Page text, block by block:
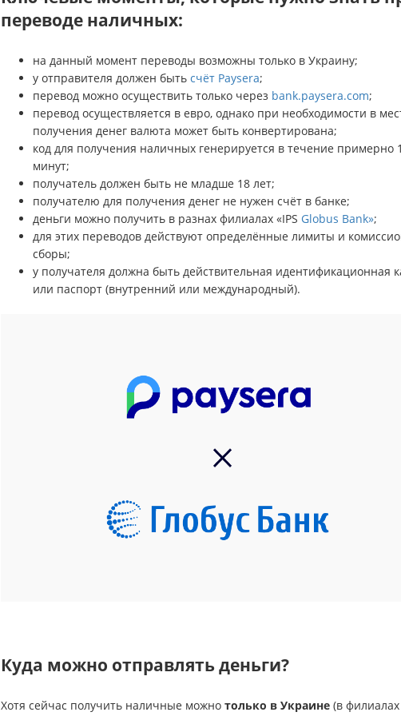
переводе наличных:
на данный момент переводы возможны только в Украину;
у отправителя должен быть счёт Paysera;
перевод можно осуществить только через bank.paysera.com;
перевод осуществляется в евро, однако при необходимости в
получения денег валюта может быть конвертирована;
код для получения наличных генерируется в течение примерно
минут;
получатель должен быть не младше 18 лет;
получателю для получения денег не нужен счёт в банке;
деньги можно получить в разнах филиалах «IPS Globus Bank»;
для этих переводов действуют определённые лимиты и
сборы;
у получателя должна быть действительная идентификационная
или паспорт (внутренний или международный).
Куда можно отправлять деньги?
Хотя сейчас получить наличные можно только в Украине(в филиалах